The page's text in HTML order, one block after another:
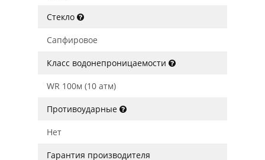
Стекло
Сапфировое
Класс водонепроницаемости
WR 100м (10 атм)
Противоударные
Нет
Гарантия производителя